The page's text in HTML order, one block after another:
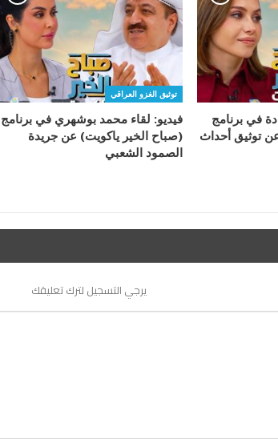
في برنامج
توثيق أحداث
توثيق الغزو العراقي
فيديو: لقاء محمد بوشهري في برنامج
(صباح الخير ياكويت) عن جريدة
الصمود الشعبي
يرجي التسجيل لترك تعليقك